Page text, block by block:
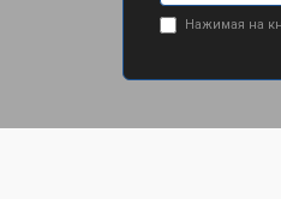
Нажимая на